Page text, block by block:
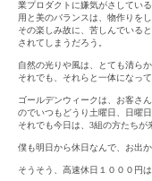
業プロダクトに嫌気がさしている
用と美のバランスは、物作りを
その楽しみ故に、苦しんでいる
されてしまうだろう。
自然の光りや風は、とても清ら
それでも、それらと一体になっ
ゴールデンウィークは、お客さ
のでいつもどうり土曜日、日曜
それでも今日は、3組の方たちが
僕も明日から休日なんで、お出
そうそう、高速休日１０００円